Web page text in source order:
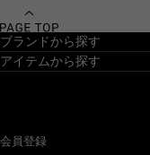
ブランドから探す
アイテムから探す
会員登録